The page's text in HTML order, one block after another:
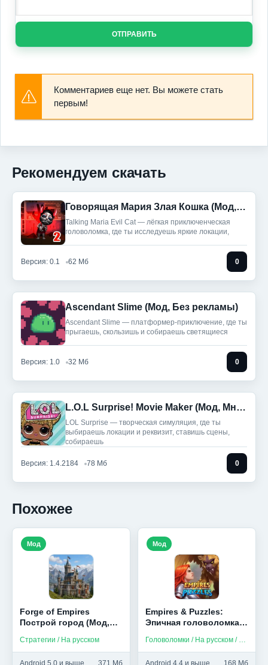
ОТПРАВИТЬ
Комментариев еще нет. Вы можете стать
первым!
Рекомендуем скачать
Говорящая Мария Злая Кошка (Мод, Бесплатные награды)
Talking Maria Evil Cat — лёгкая приключенческая
головоломка, где ты исследуешь яркие локации,
Версия: 0.1 62 Мб 0
Ascendant Slime (Мод, Без рекламы)
Ascendant Slime — платформер-приключение, где ты
прыгаешь, скользишь и собираешь светящиеся
Версия: 1.0 32 Мб 0
L.O.L Surprise! Movie Maker (Мод, Много денег)
LOL Surprise — творческая симуляция, где ты
выбираешь локации и реквизит, ставишь сцены,
собираешь
Версия: 1.4.2184 78 Мб 0
Похожее
Forge of Empires
Построй город (Мод,
Стратегии / На русском
Android 5.0 и выше 371 Мб
Мод
Empires & Puzzles:
Эпичная головоломка
Головоломки / На русском / Без интернета
Android 4.4 и выше 168 Мб
Мод